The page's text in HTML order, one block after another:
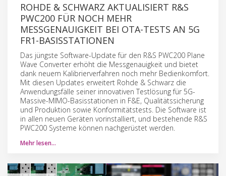
ROHDE & SCHWARZ AKTUALISIERT R&S
PWC200 FÜR NOCH MEHR
MESSGENAUIGKEIT BEI OTA-TESTS AN 5G
FR1-BASISSTATIONEN
Das jüngste Software-Update für den R&S PWC200 Plane
Wave Converter erhöht die Messgenauigkeit und bietet
dank neuem Kalibrierverfahren noch mehr Bedienkomfort.
Mit diesen Updates erweitert Rohde & Schwarz die
Anwendungsfälle seiner innovativen Testlösung für 5G-
Massive-MIMO-Basisstationen in F&E, Qualitätssicherung
und Produktion sowie Konformitätstests. Die Software ist
in allen neuen Geräten vorinstalliert, und bestehende R&S
PWC200 Systeme können nachgerüstet werden.
Mehr lesen…